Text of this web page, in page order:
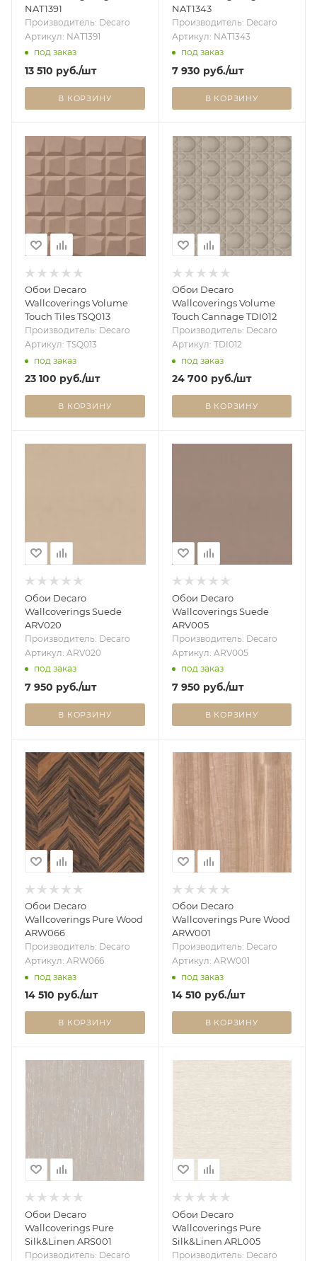
NAT1391
Производитель: Decaro
Артикул: NAT1391
под заказ
13 510 руб./шт
В КОРЗИНУ
NAT1343
Производитель: Decaro
Артикул: NAT1343
под заказ
7 930 руб./шт
В КОРЗИНУ
Обои Decaro
Wallcoverings Volume
Touch Tiles TSQ013
Производитель: Decaro
Артикул: TSQ013
под заказ
23 100 руб./шт
В КОРЗИНУ
Обои Decaro
Wallcoverings Volume
Touch Cannage TDI012
Производитель: Decaro
Артикул: TDI012
под заказ
24 700 руб./шт
В КОРЗИНУ
Обои Decaro
Wallcoverings Suede
ARV020
Производитель: Decaro
Артикул: ARV020
под заказ
7 950 руб./шт
В КОРЗИНУ
Обои Decaro
Wallcoverings Suede
ARV005
Производитель: Decaro
Артикул: ARV005
под заказ
7 950 руб./шт
В КОРЗИНУ
Обои Decaro
Wallcoverings Pure Wood
ARW066
Производитель: Decaro
Артикул: ARW066
под заказ
14 510 руб./шт
В КОРЗИНУ
Обои Decaro
Wallcoverings Pure Wood
ARW001
Производитель: Decaro
Артикул: ARW001
под заказ
14 510 руб./шт
В КОРЗИНУ
Обои Decaro
Wallcoverings Pure
Silk&Linen ARS001
Производитель: Decaro
Обои Decaro
Wallcoverings Pure
Silk&Linen ARL005
Производитель: Decaro